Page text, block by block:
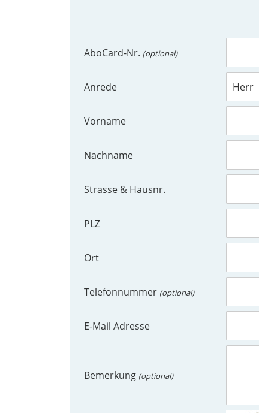
AboCard-Nr. (optional)
Anrede
Vorname
Nachname
Strasse & Hausnr.
PLZ
Ort
Telefonnummer (optional)
E-Mail Adresse
Bemerkung (optional)